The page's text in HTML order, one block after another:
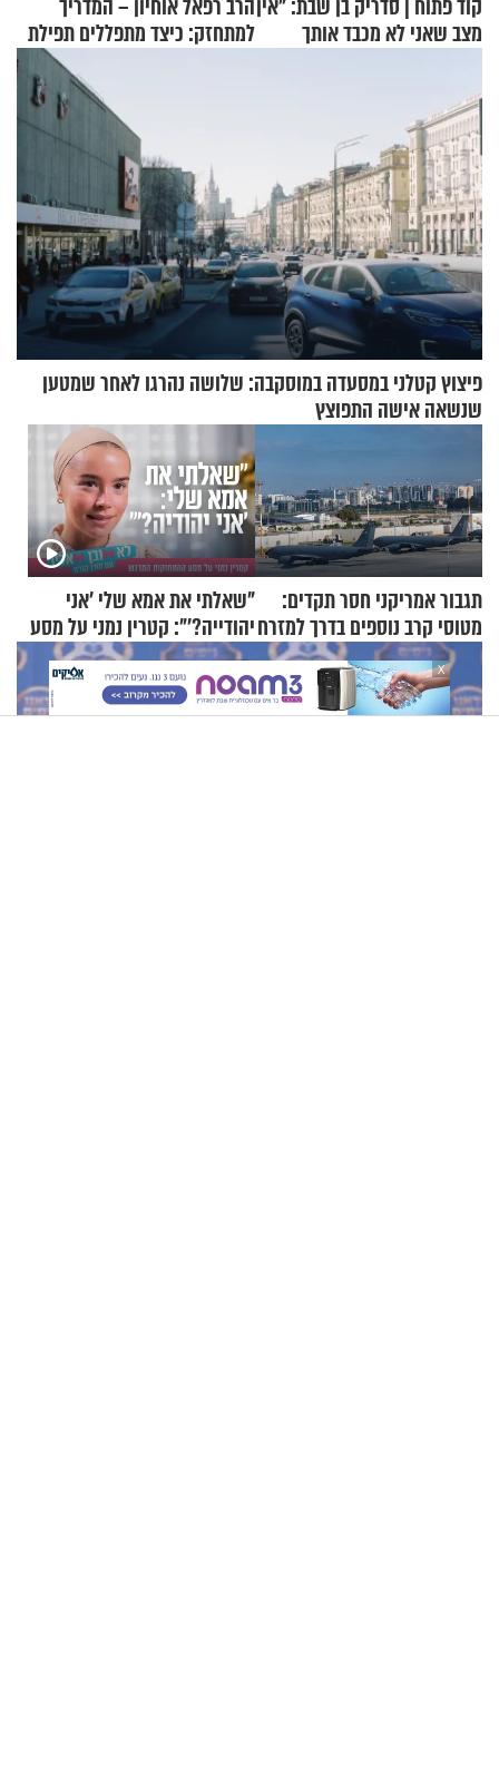
קוד פתוח | סדריק בן שבת: "אין
מצב שאני לא מכבד אותך
הרב רפאל אוחיון – המדריך
למתחזק: כיצד מתפללים תפילת
פיצוץ קטלני במסעדה במוסקבה: שלושה נהרגו לאחר שמטען
שנשאה אישה התפוצץ
תגבור אמריקני חסר תקדים:
מטוסי קרב נוספים בדרך למזרח
התיכון
"שאלתי את אמא שלי 'אני
יהודייה?'": קטרין נמני על מסע
ההתחזקות המרגש
X